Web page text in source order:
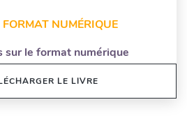
NUMÉRIQUE
sur le format numérique
LE LIVRE